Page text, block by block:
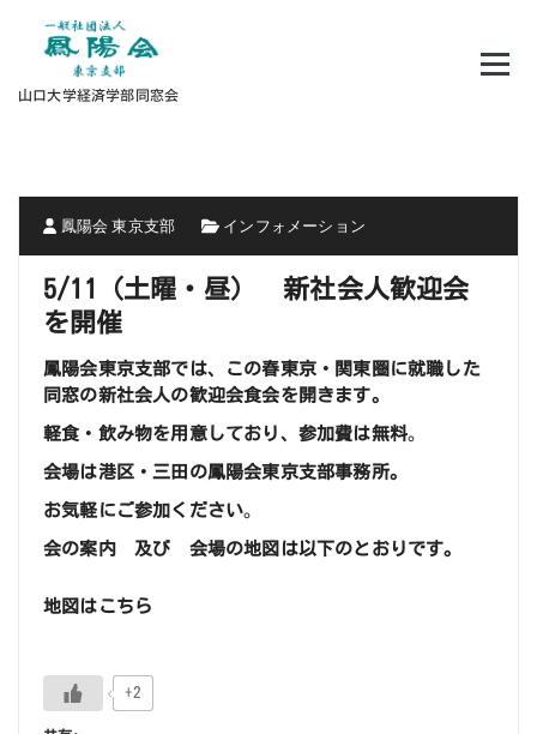
山口大学経済学部同窓会
鳳陽会 東京支部 インフォメーション
5/11（土曜・昼） 新社会人歓迎会
を開催
鳳陽会東京支部では、この春東京・関東圏に就職した
同窓の新社会人の歓迎会食会を開きます。
軽食・飲み物を用意しており、参加費は無料。
会場は港区・三田の鳳陽会東京支部事務所。
お気軽にご参加ください。
会の案内 及び 会場の地図は以下のとおりです。
地図はこちら
+2